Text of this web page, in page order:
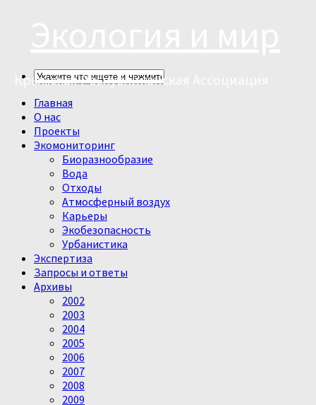
Главная
О нас
Проекты
Экомониторинг
Биоразнообразие
Вода
Отходы
Атмосферный воздух
Карьеры
Экобезопасность
Урбанистика
Экспертиза
Запросы и ответы
Архивы
2002
2003
2004
2005
2006
2007
2008
2009
Крымская Республиканская Ассоциация